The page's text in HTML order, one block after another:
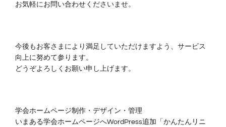
お気軽に お問い合わせ くださいませ。
今後もお客さまにより満足していただけますよう、サービス
向上に努めて参ります。
どうぞよろしくお願い申し上げます。
学会ホームページ制作・デザイン・管理
いまある学会ホームページへWordPress追加「かんたんリニ